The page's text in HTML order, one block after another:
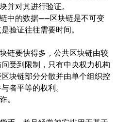
并对其进行验证。
中的数据——区块链是不可变
验证往往需要时间。
链要快得多，公共区块链由较
受到限制，只有中央权力机构
块链部分分散并由单个组织控
者平等的权利。
。